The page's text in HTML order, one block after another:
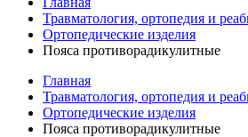
Травматология, ортопедия и
Ортопедические изделия
Пояса противорадикулитные
Главная
Травматология, ортопедия и
Ортопедические изделия
Пояса противорадикулитные